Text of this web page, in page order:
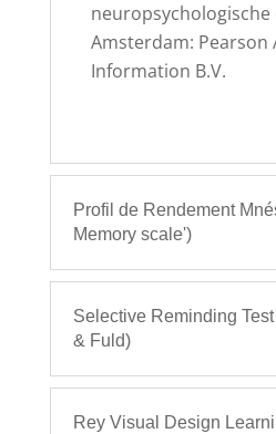
neuropsychologische
Amsterdam: Pearson
Information B.V.
Profil de Rendement
Memory scale')
Selective Reminding
& Fuld)
Rey Visual Design